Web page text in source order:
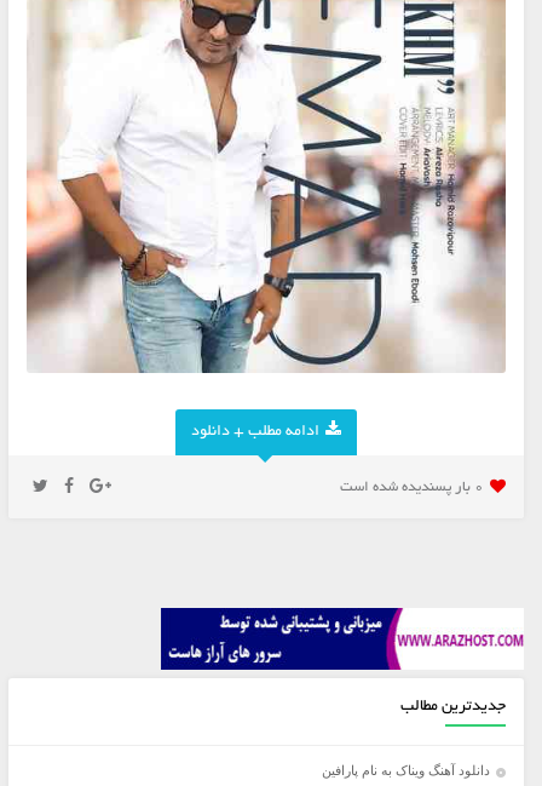
ادامه مطلب + دانلود
0 بار پسنديده شده است
جدیدترین مطالب
دانلود آهنگ ویناک به نام پارافین